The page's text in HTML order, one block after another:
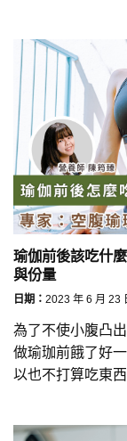
瑜伽前後該吃什
與份量
日期： 2023 年 6 月 23
為了不使小腹凸
做瑜珈前餓了好
以也不打算吃東